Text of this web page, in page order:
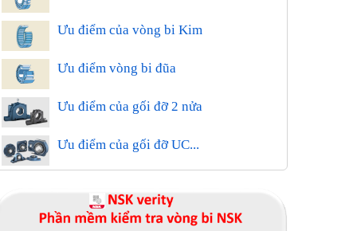
Ưu điểm của vòng bi Kim
Ưu điểm vòng bi đũa
Ưu điểm của gối đỡ 2 nửa
Ưu điểm của gối đỡ UC...